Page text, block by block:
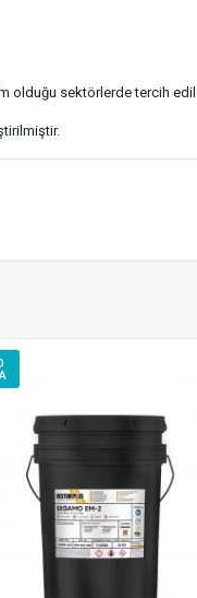
olduğu sektörlerde tercih